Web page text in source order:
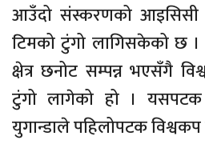
आउँदो संस्करणको आइसिसी
टिमको टुंगो लागिसकेको छ ।
क्षेत्र छनोट सम्पन्न भएसँगै
टुंगो लागेको हो । यसपटक
युगान्डाले पहिलोपटक